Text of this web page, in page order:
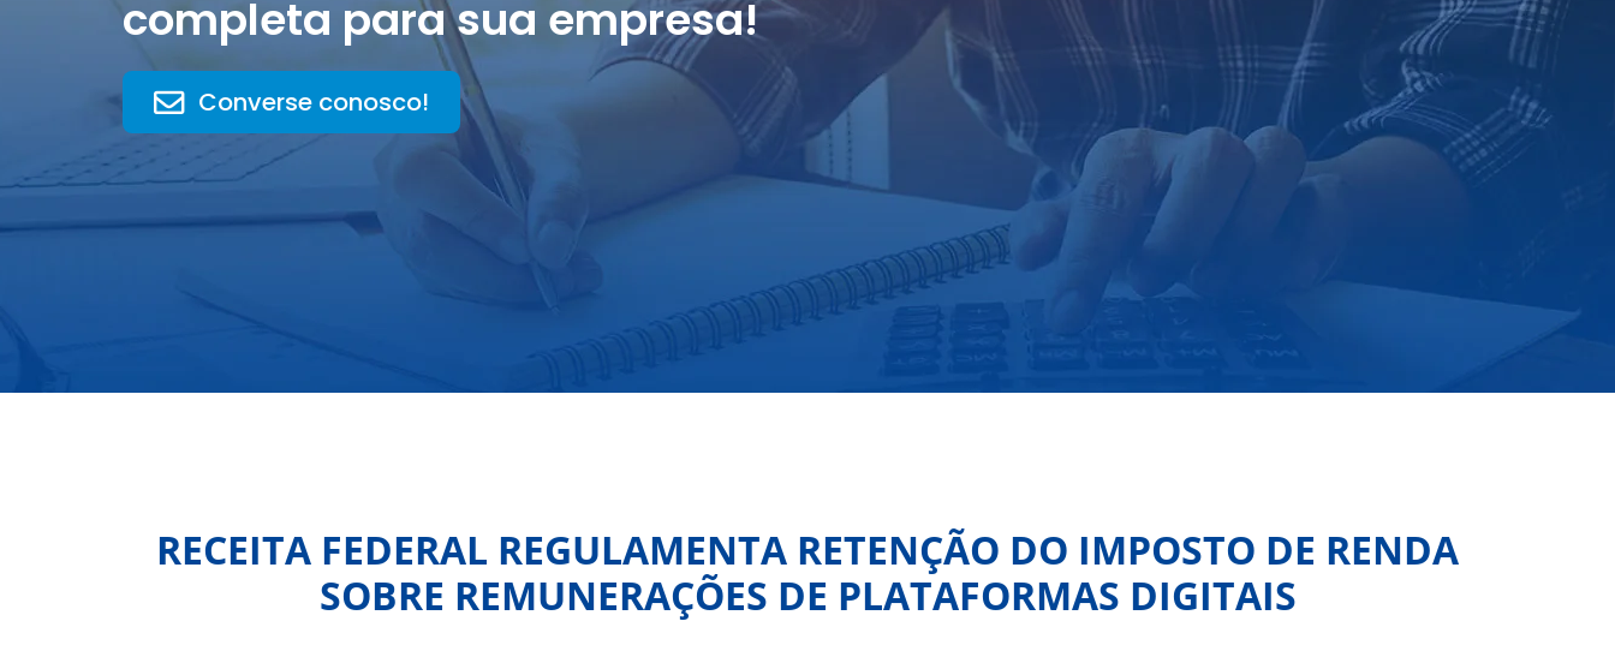
completa para sua empresa!
Converse conosco!
RECEITA FEDERAL REGULAMENTA RETENÇÃO DO IMPOSTO DE RENDA
SOBRE REMUNERAÇÕES DE PLATAFORMAS DIGITAIS